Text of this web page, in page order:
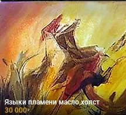
Языки пламени масло,холст
30 000₽